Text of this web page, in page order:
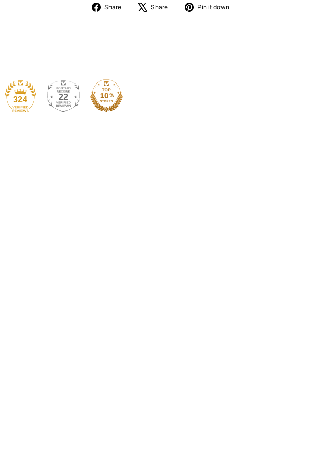
Share
Share
Share
Tweet
about
Pin it down
324 22